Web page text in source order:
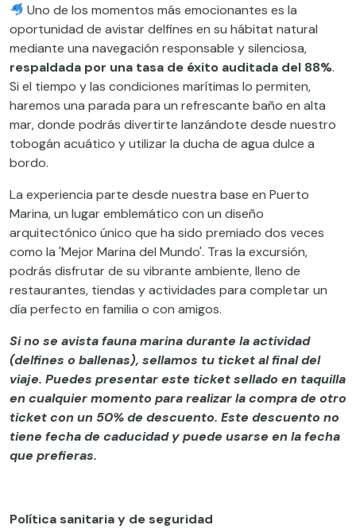
Uno de los momentos más emocionantes es la
oportunidad de avistar delfines en su hábitat natural
mediante una navegación responsable y silenciosa,
respaldada por una tasa de éxito auditada del 88%.
Si el tiempo y las condiciones marítimas lo permiten,
haremos una parada para un refrescante baño en alta
mar, donde podrás divertirte lanzándote desde nuestro
tobogán acuático y utilizar la ducha de agua dulce a
bordo.
La experiencia parte desde nuestra base en Puerto
Marina, un lugar emblemático con un diseño
arquitectónico único que ha sido premiado dos veces
como la 'Mejor Marina del Mundo'. Tras la excursión,
podrás disfrutar de su vibrante ambiente, lleno de
restaurantes, tiendas y actividades para completar un
día perfecto en familia o con amigos.
Si no se avista fauna marina durante la actividad
(delfines o ballenas), sellamos tu ticket al final del
viaje. Puedes presentar este ticket sellado en taquilla
en cualquier momento para realizar la compra de otro
ticket con un 50% de descuento. Este descuento no
tiene fecha de caducidad y puede usarse en la fecha
que prefieras.
Política sanitaria y de seguridad